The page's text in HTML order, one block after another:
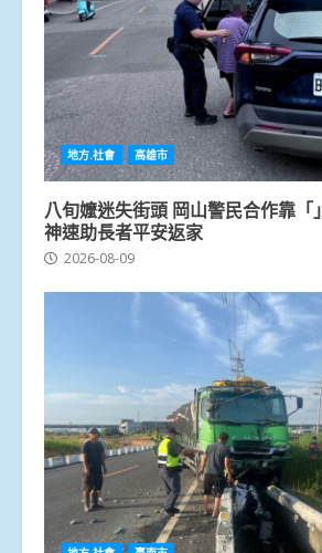
地方.社會 高雄市
八旬嬤迷失街頭 岡山警民合作靠「
神速助長者平安返家
2026-08-09